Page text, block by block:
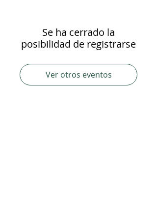
Se ha cerrado la
posibilidad de registrarse
Ver otros eventos